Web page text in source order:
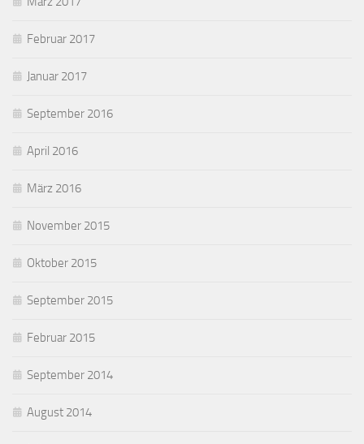
Februar 2017
Januar 2017
September 2016
April 2016
März 2016
November 2015
Oktober 2015
September 2015
Februar 2015
September 2014
August 2014